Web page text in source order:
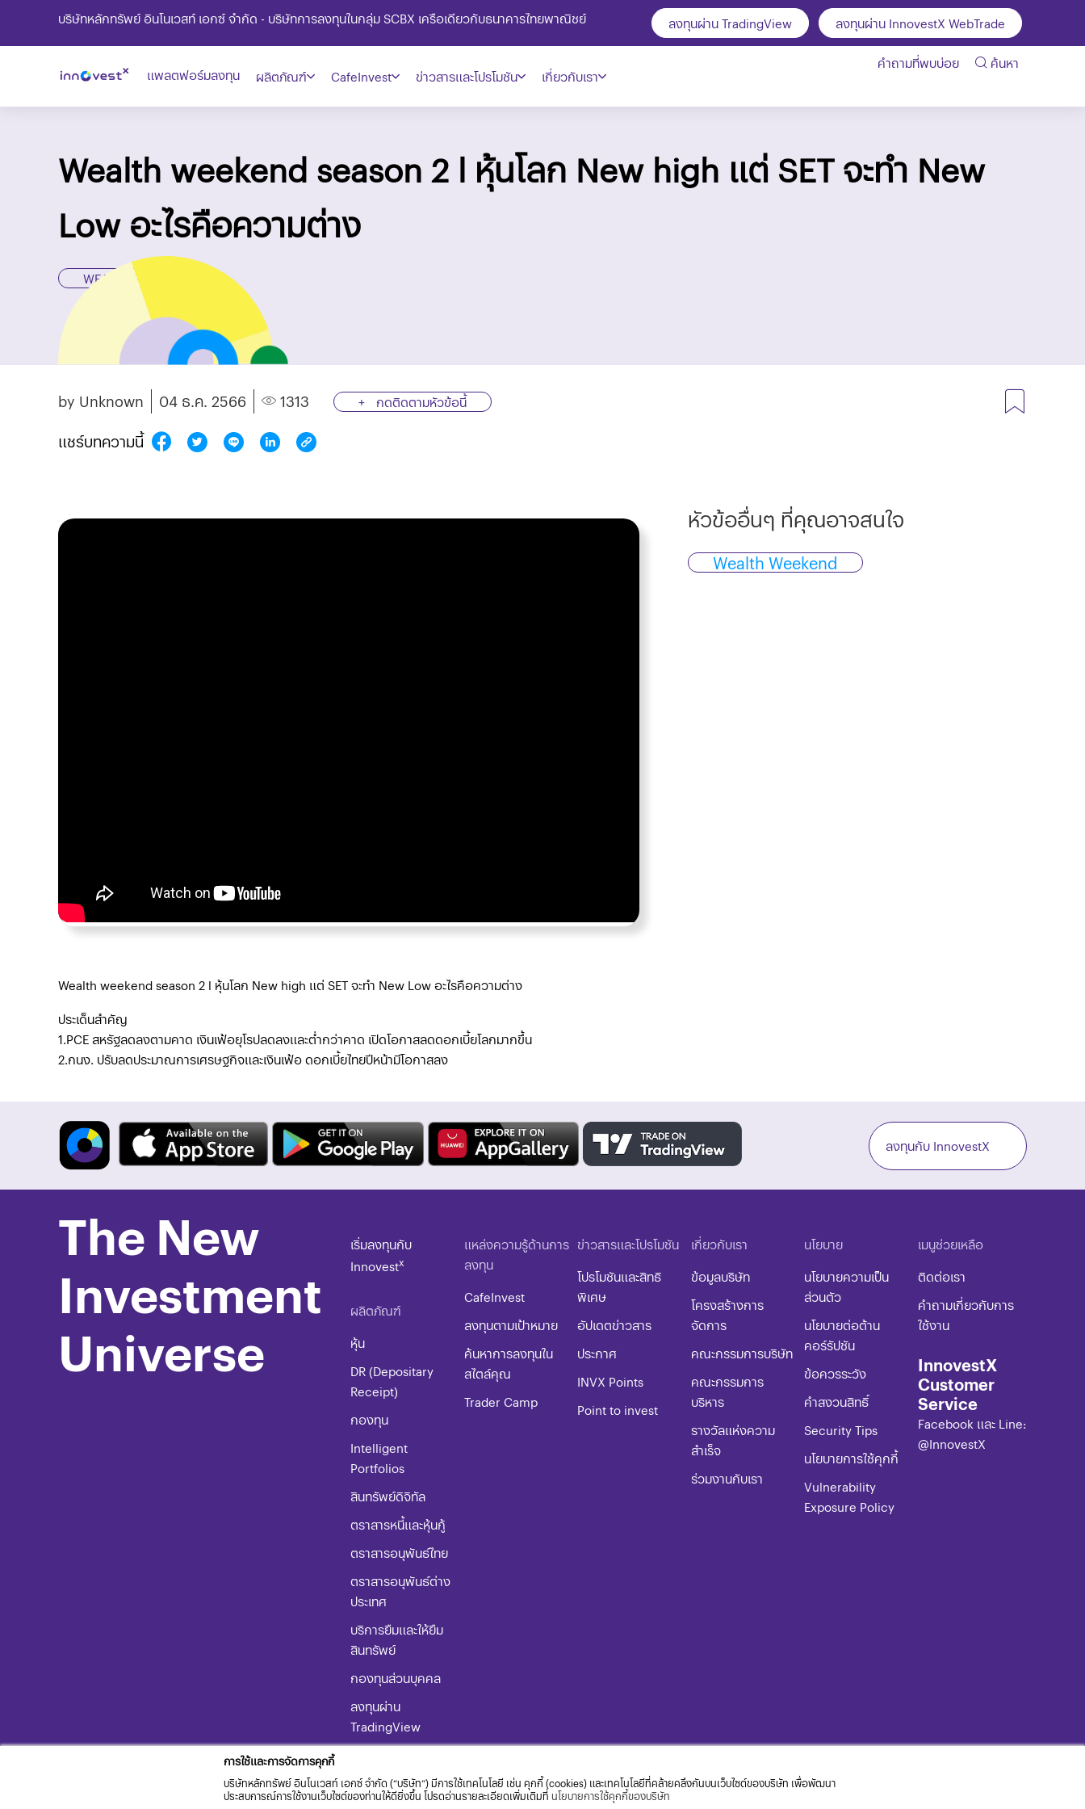
บริษัทหลักทรัพย์ อินโนเวสท์ เอกซ์ จำกัด - บริษัทการลงทุนในกลุ่ม SCBX เครือเดียวกับธนาคารไทยพาณิชย์ ลงทุนผ่าน TradingView ลงทุนผ่าน InnovestX WebTrade
แพลตฟอร์มลงทุน ผลิตภัณฑ์ CafeInvest ข่าวสารและโปรโมชัน เกี่ยวกับเรา
คำถามที่พบบ่อย ค้นหา
Wealth weekend season 2 l หุ้นโลก New high แต่ SET จะทำ New
Low อะไรคือความต่าง
WEALTH Playlist
by Unknown 04 ธ.ค. 2566 1313 กดติดตามหัวข้อนี้
แชร์บทความนี้
Wealth weekend season 2 l หุ้นโลก New high แต่ SET จะทำ New Low อะไรคือความต่าง
ประเด็นสำคัญ
1.PCE สหรัฐลดลงตามคาด เงินเฟ้อยุโรปลดลงและต่ำกว่าคาด เปิดโอกาสลดดอกเบี้ยโลกมากขึ้น
2.กนง. ปรับลดประมาณการเศรษฐกิจและเงินเฟ้อ ดอกเบี้ยไทยปีหน้ามีโอกาสลง
หัวข้ออื่นๆ ที่คุณอาจสนใจ
Wealth Weekend
ลงทุนกับ InnovestX
The New
Investment
Universe
เริ่มลงทุนกับ
Innovestx
ผลิตภัณฑ์
หุ้น
DR (Depositary
Receipt)
กองทุน
Intelligent
Portfolios
สินทรัพย์ดิจิทัล
ตราสารหนี้และหุ้นกู้
ตราสารอนุพันธ์ไทย
ตราสารอนุพันธ์ต่าง
ประเทศ
บริการยืมและให้ยืม
สินทรัพย์
กองทุนส่วนบุคคล
ลงทุนผ่าน
TradingView
ผลิตภัณฑ์
แหล่งความรู้ด้านการ
ลงทุน
CafeInvest
ลงทุนตามเป้าหมาย
ค้นหาการลงทุนใน
สไตล์คุณ
Trader Camp
ข่าวสารและโปรโมชัน
โปรโมชันและสิทธิ
พิเศษ
อัปเดตข่าวสาร
ประกาศ
INVX Points
Point to invest
เกี่ยวกับเรา
ข้อมูลบริษัท
โครงสร้างการ
จัดการ
คณะกรรมการบริษัท
คณะกรรมการ
บริหาร
รางวัลแห่งความ
สำเร็จ
ร่วมงานกับเรา
นโยบาย​
นโยบายความเป็น
ส่วนตัว
นโยบายต่อต้าน
คอร์รัปชัน​
ข้อควรระวัง​
​คำสงวนสิทธิ์
​​​Security Tips
​​​นโยบายการใช้คุกกี้
Vulnerability
Exposure Policy
เมนูช่วยเหลือ
ติดต่อเรา
คำถามเกี่ยวกับการ
ใช้งาน
InnovestX
Customer
Service
Facebook และ Line:
@InnovestX
การใช้และการจัดการคุกกี้
บริษัทหลักทรัพย์ อินโนเวสท์ เอกซ์ จำกัด (“บริษัท”) มีการใช้เทคโนโลยี เช่น คุกกี้ (cookies) และเทคโนโลยีที่คล้ายคลึงกันบนเว็บไซต์ของบริษัท เพื่อพัฒนา
ประสบการณ์การใช้งานเว็บไซต์ของท่านให้ดียิ่งขึ้น โปรดอ่านรายละเอียดเพิ่มเติมที่ นโยบายการใช้คุกกี้ของบริษัท